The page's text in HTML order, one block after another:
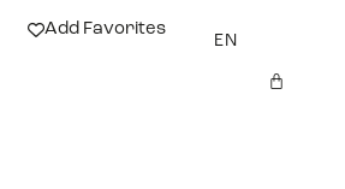
Add Favorites
EN